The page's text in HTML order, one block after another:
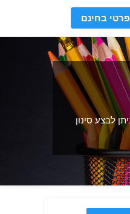
בחינם
לבצע סינון